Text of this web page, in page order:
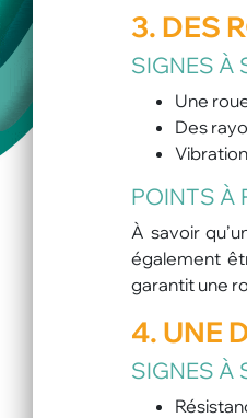
3. DES
SIGNES À
Une
Des
POINTS À
À savoir
également
garantit une
4. UNE
SIGNES À